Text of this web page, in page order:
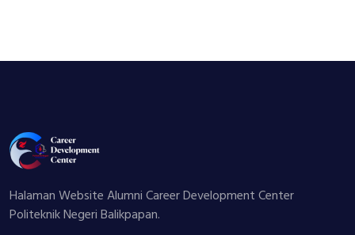
Halaman Website Alumni Career Development Center
Politeknik Negeri Balikpapan.